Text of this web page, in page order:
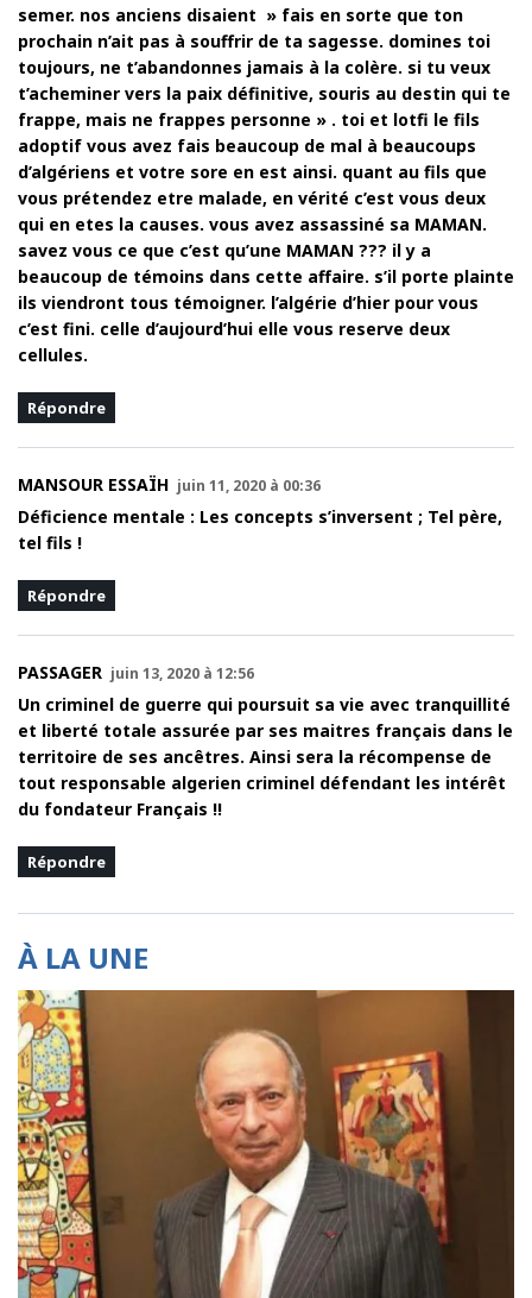
semer. nos anciens disaient » fais en sorte que ton
prochain n’ait pas à souffrir de ta sagesse. domines toi
toujours, ne t’abandonnes jamais à la colère. si tu veux
t’acheminer vers la paix définitive, souris au destin qui te
frappe, mais ne frappes personne » . toi et lotfi le fils
adoptif vous avez fais beaucoup de mal à beaucoups
d’algériens et votre sore en est ainsi. quant au fils que
vous prétendez etre malade, en vérité c’est vous deux
qui en etes la causes. vous avez assassiné sa MAMAN.
savez vous ce que c’est qu’une MAMAN ??? il y a
beaucoup de témoins dans cette affaire. s’il porte plainte
ils viendront tous témoigner. l’algérie d’hier pour vous
c’est fini. celle d’aujourd’hui elle vous reserve deux
cellules.
Répondre
MANSOUR ESSAÏH juin 11, 2020 à 00:36
Déficience mentale : Les concepts s’inversent ; Tel père,
tel fils !
Répondre
PASSAGER juin 13, 2020 à 12:56
Un criminel de guerre qui poursuit sa vie avec tranquillité
et liberté totale assurée par ses maitres français dans le
territoire de ses ancêtres. Ainsi sera la récompense de
tout responsable algerien criminel défendant les intérêt
du fondateur Français !!
Répondre
À LA UNE